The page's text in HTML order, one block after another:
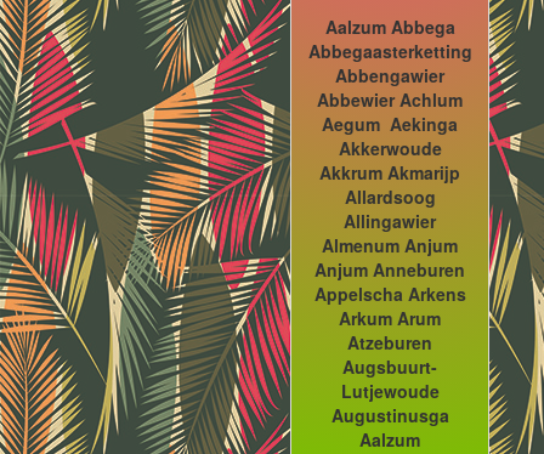
Aalzum Abbega
Abbegaasterketting
Abbengawier
Abbewier Achlum
Aegum Aekinga
Akkerwoude
Akkrum Akmarijp
Allardsoog
Allingawier
Almenum Anjum
Anjum Anneburen
Appelscha Arkens
Arkum Arum
Atzeburen
Augsbuurt-
Lutjewoude
Augustinusga
Aalzum